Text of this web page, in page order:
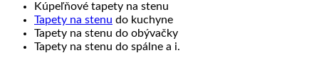
Kúpeľňové tapety na stenu
Tapety na stenu do kuchyne
Tapety na stenu do obývačky
Tapety na stenu do spálne a i.